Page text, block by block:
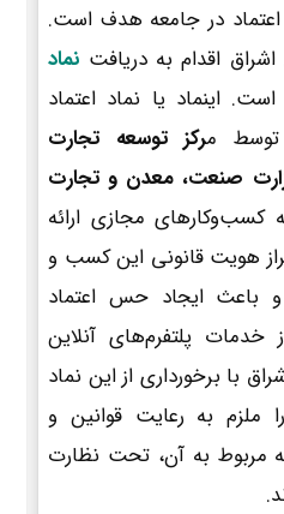
در جامعه هدف است.
اقدام به دریافت نماد
است. اینماد یا نماد اعتماد
رکز توسعه تجارت
صنعت، معدن و تجارت
کسب‌وکارهای مجازی ارائه
هویت قانونی این کسب و
باعث ایجاد حس اعتماد
خدمات پلتفرم‌های آنلاین
با برخورداری از این نماد
ملزم به رعایت قوانین و
مربوط به آن، تحت نظارت